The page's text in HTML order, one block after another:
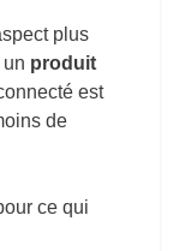
plus
produit
est
de
ce qui